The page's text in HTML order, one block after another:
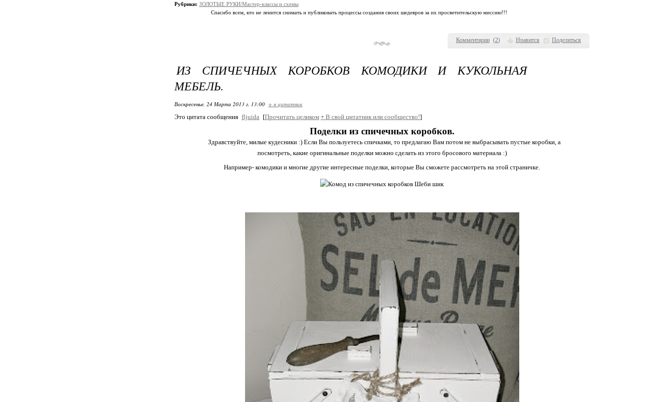
Комментарии (2) Нравится Поделиться
Рубрики: ЗОЛОТЫЕ РУКИ/Мастер-классы и схемы
Спасибо всем, кто не ленится снимать и публиковать процессы создания своих шедевров за их просветительскую миссию!!!
ИЗ СПИЧЕЧНЫХ КОРОБКОВ КОМОДИКИ И КУКОЛЬНАЯ
МЕБЕЛЬ.
Воскресенье, 24 Марта 2013 г. 13:00 + в цитатник
Это цитата сообщения fljuida [Прочитать целиком + В свой цитатник или сообщество!]
Поделки из спичечных коробков.
Здравствуйте, милые кудесники :) Если Вы пользуетесь спичками, то предлагаю Вам потом не выбрасывать пустые коробки, а
посмотреть, какие оригинальные поделки можно сделать из этого бросового материала :)
Например- комодики и многие другие интересные поделки, которые Вы сможете рассмотреть на этой страничке.